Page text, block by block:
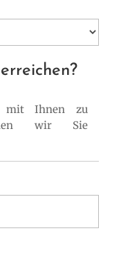
mit Ihnen zu
wir Sie